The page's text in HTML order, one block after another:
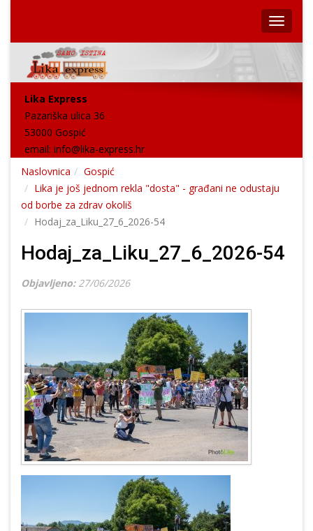
Lika Express
Pazariška ulica 36
53000 Gospić
email: info@lika-express.hr
Naslovnica
Gospić
Lika je još jednom rekla "dosta" - građani ne odustaju
od borbe za zdrav okoliš
Hodaj_za_Liku_27_6_2026-54
Hodaj_za_Liku_27_6_2026-54
Objavljeno: 27/06/2026